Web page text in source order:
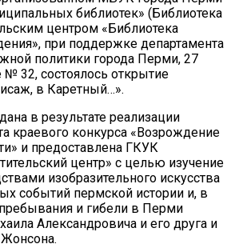
библиотек» (Библиотека
центром «Библиотека
при поддержке департамента
политики города Перми, 27
№ 32, состоялось открытие
в Каретный…».
в результате реализации
краевого конкурса «Возрождение
и предоставлена ГКУК
центр» с целью изучение
изобразительного искусства
событий пермской истории и, в
пребывания и гибели в Перми
Александровича и его друга и